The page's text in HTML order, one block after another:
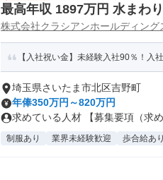
最高年収 1897万円 水まわ
株式会社クラシアンホールディング
【入社祝い金】未経験入社90％！入
埼玉県さいたま市北区吉野町
年俸350万円～820万円
求めている人材 【募集要項（求
制服あり 業界未経験歓迎 歩合給あり